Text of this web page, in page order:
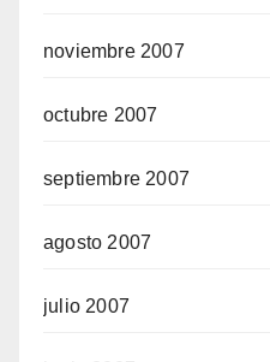
noviembre 2007
octubre 2007
septiembre 2007
agosto 2007
julio 2007